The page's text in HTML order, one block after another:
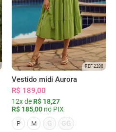
REF 2208
Vestido midi Aurora
R$ 189,00
12x de R$ 18,27
R$ 185,00 no PIX
P M G GG